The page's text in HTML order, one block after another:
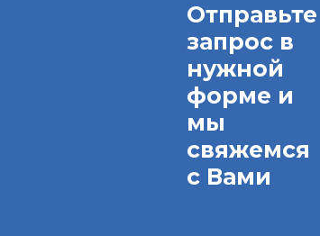
Отправьте
запрос в
нужной
форме и
мы
свяжемся
с Вами